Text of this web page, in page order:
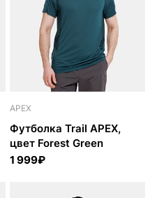
APEX
Футболка Trail APEX,
цвет Forest Green
1 999₽